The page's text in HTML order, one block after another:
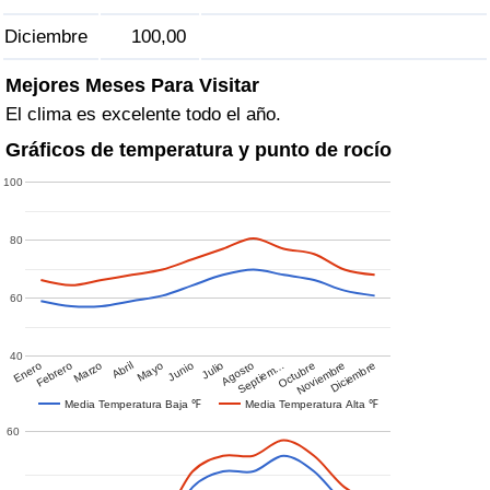
Diciembre 100,00
Mejores Meses Para Visitar
El clima es excelente todo el año.
Gráficos de temperatura y punto de rocío
Media Temperatura Baja ℉ Media Temperatura Alta ℉
EneroFebreroMarzo AbrilMayo Junio JulioAgosto
Septiem…OctubreNoviembreDiciembre
40
60
80
100
60